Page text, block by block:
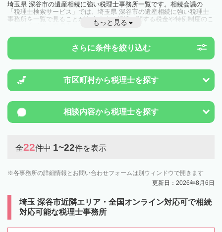
埼玉県 深谷市の遺産相続に強い税理士事務所一覧です。相続会議の
「税理士検索サービス」では、埼玉県 深谷市の遺産相続に強い税理士
事務所を一覧で見ることが出来ます。相続に関する税金や特例制度のこ
とは一度近隣の税理士に相談してみましょう。
もっと見る
さらに条件を絞り込む
市区町村から税理士を探す
相談内容から税理士を探す
全22件中 1~22件を表示
各事務所の詳細情報とお問い合わせフォームは別ウィンドウで開きます
更新日：2026年8月6日
埼玉 深谷市近隣エリア・全国オンライン対応可で相続
対応可能な税理士事務所